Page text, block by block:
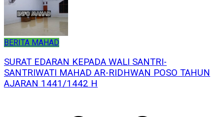
BERITA MAHAD
SURAT EDARAN KEPADA WALI SANTRI-
SANTRIWATI MAHAD AR-RIDHWAN POSO TAHUN
AJARAN 1441/1442 H